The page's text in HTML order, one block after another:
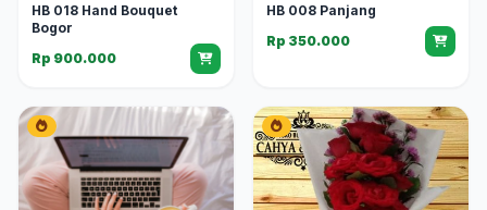
HB 018 Hand Bouquet
Bogor
Rp 900.000
HB 008 Panjang
Rp 350.000